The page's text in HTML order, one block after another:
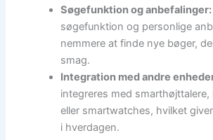
Søgefunktion og anbefalinger:
søgefunktion og personlige
nemmere at finde nye bøger,
smag.
Integration med andre
integreres med
eller smartwatches, hvilket
i hverdagen.